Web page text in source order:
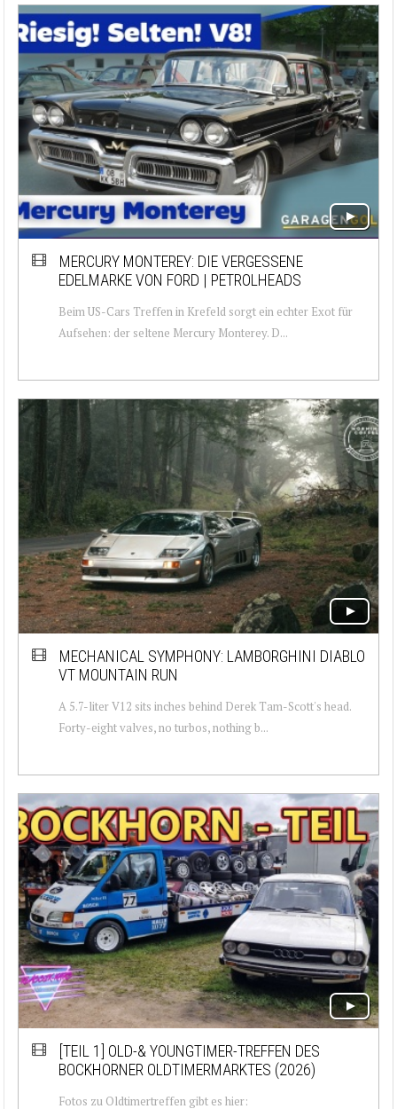
MERCURY MONTEREY: DIE VERGESSENE
EDELMARKE VON FORD | PETROLHEADS
Beim US-Cars Treffen in Krefeld sorgt ein echter Exot für
Aufsehen: der seltene Mercury Monterey. D...
MECHANICAL SYMPHONY: LAMBORGHINI DIABLO
VT MOUNTAIN RUN
A 5.7-liter V12 sits inches behind Derek Tam-Scott's head.
Forty-eight valves, no turbos, nothing b...
[TEIL 1]
OLD-& YOUNGTIMER-TREFFEN DES
BOCKHORNER OLDTIMERMARKTES (2026)
Fotos zu Oldtimertreffen gibt es hier: